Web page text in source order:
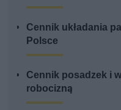
Cennik układania
Polsce
Cennik posadzek i
robocizną